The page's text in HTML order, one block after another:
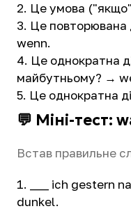
Це умова
Це повторювана
wenn.
Це однократна
майбутньому? →
Це однократна
💬 Міні-тест:
Встав правильне
___ ich gestern
dunkel.